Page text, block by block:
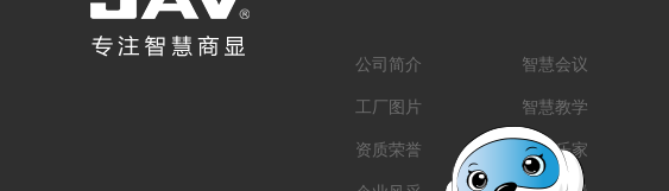
公司简介
工厂图片
资质荣誉
智慧会议
智慧教学
智慧乐家